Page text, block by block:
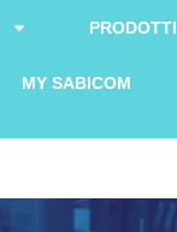
PRODOTTI
MY SABICOM